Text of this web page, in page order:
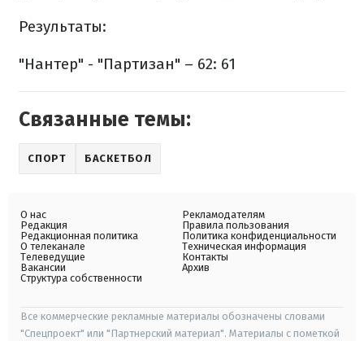
Результаты:
"Нантер" - "Партизан" – 62: 61
Связанные темы:
СПОРТ БАСКЕТБОЛ
О нас
Редакция
Редакционная политика
О телеканале
Телеведущие
Вакансии
Структура собственности
Рекламодателям
Правила пользования
Политика конфиденциальности
Техническая информация
Контакты
Архив
Все коммерческие рекламные материалы обозначены словами
"Спецпроект" или "Партнерский материал". Материалы с пометкой